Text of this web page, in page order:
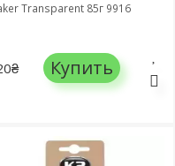
Transparent 85г 9916
Купить